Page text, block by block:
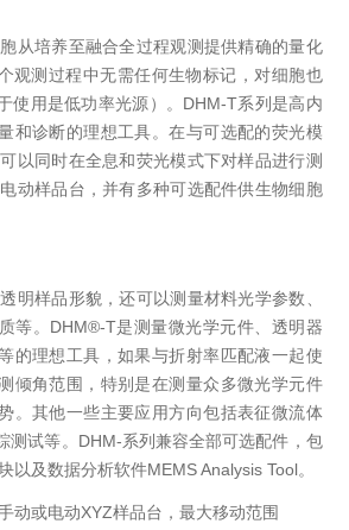
从培养至融合全过程观测提供精确的量化
观测过程中无需任何生物标记，对细胞也
使用是低功率光源）。DHM-T系列是高内
和诊断的理想工具。在与可选配的荧光模
以同时在全息和荧光模式下对样品进行测
动样品台，并有多种可选配件供生物细胞
明样品形貌，还可以测量材料光学参数、
等。DHM®-T是测量微光学元件、透明器
的理想工具，如果与折射率匹配液一起使
倾角范围，特别是在测量众多微光学元件
。其他一些主要应用方向包括表征微流体
测试等。DHM-系列兼容全部可选配件，包
以及数据分析软件MEMS Analysis Tool。
动或电动XYZ样品台，最大移动范围